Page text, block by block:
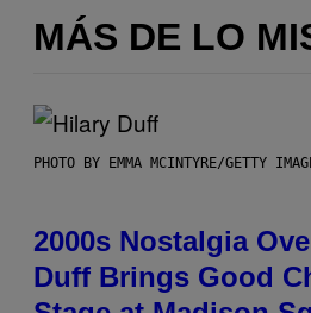
MÁS DE LO
PHOTO BY EMMA MCINTYRE/GETTY
2000s Nostalgia
Duff Brings Good